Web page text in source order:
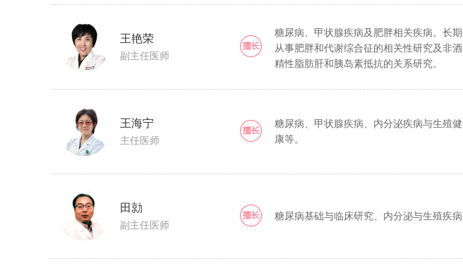
王艳荣
副主任医师
糖尿病、甲状腺疾病及肥胖相关疾病。长期
从事肥胖和代谢综合征的相关性研究及非酒
精性脂肪肝和胰岛素抵抗的关系研究。
王海宁
主任医师
糖尿病、甲状腺疾病、内分泌疾病与生殖健
康等。
田勍
副主任医师
糖尿病基础与临床研究、内分泌与生殖疾病